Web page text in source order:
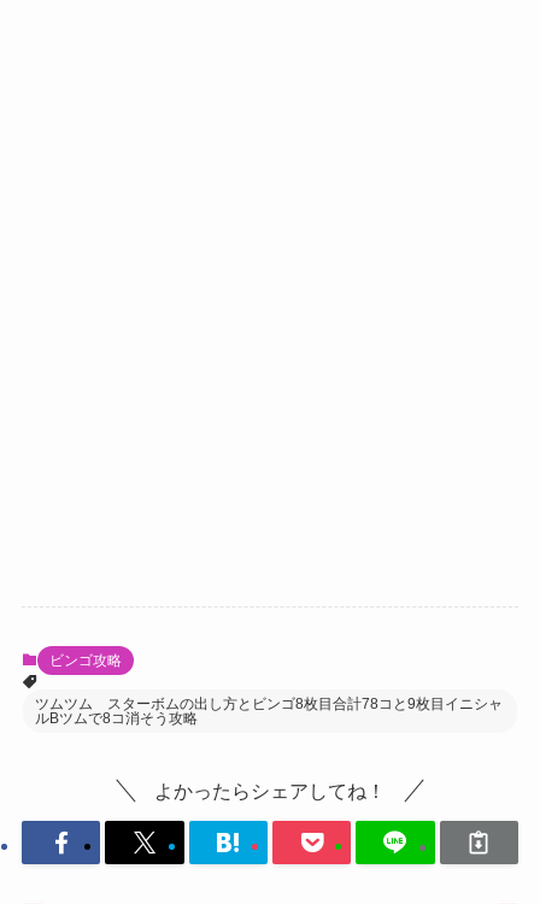
ビンゴ攻略
ツムツム スターボムの出し方とビンゴ8枚目合計78コと9枚目イニシャ
ルBツムで8コ消そう攻略
よかったらシェアしてね！